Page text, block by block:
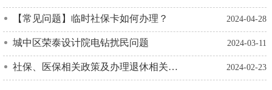
2024-04-28
【常见问题】临时社保卡如何办理？
2024-03-11
城中区荣泰设计院电钻扰民问题
2024-02-23
社保、医保相关政策及办理退休相关手续问题